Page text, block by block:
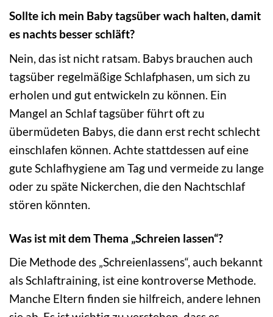
Sollte ich mein Baby tagsüber wach halten, damit
es nachts besser schläft?
Nein, das ist nicht ratsam. Babys brauchen auch
tagsüber regelmäßige Schlafphasen, um sich zu
erholen und gut entwickeln zu können. Ein
Mangel an Schlaf tagsüber führt oft zu
übermüdeten Babys, die dann erst recht schlecht
einschlafen können. Achte stattdessen auf eine
gute Schlafhygiene am Tag und vermeide zu lange
oder zu späte Nickerchen, die den Nachtschlaf
stören könnten.
Was ist mit dem Thema „Schreien lassen“?
Die Methode des „Schreienlassens“, auch bekannt
als Schlaftraining, ist eine kontroverse Methode.
Manche Eltern finden sie hilfreich, andere lehnen